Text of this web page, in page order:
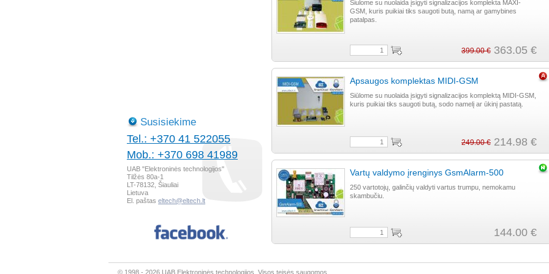
Siulome su nuolaida įsigyti signalizacijos komplekta MAXI-
GSM, kuris puikiai tiks saugoti butą, namą ar gamybines
patalpas.
363.05 €
399.00 €
Apsaugos komplektas MIDI-GSM
Siūlome su nuolaida įsigyti signalizacijos komplektą MIDI-GSM,
kuris puikiai tiks saugoti butą, sodo namelį ar ūkinį pastatą.
214.98 €
249.00 €
Vartų valdymo įrenginys GsmAlarm-500
250 vartotojų, galinčių valdyti vartus trumpu, nemokamu
skambučiu.
144.00 €
Susisiekime
Tel.: +370 41 522055
Mob.: +370 698 41989
UAB "Elektroninės technologijos"
Tilžės 80a-1
LT-78132, Šiauliai
Lietuva
El. paštas eltech@eltech.lt
© 1998 - 2026 UAB Elektroninės technologijos. Visos teisės saugomos.